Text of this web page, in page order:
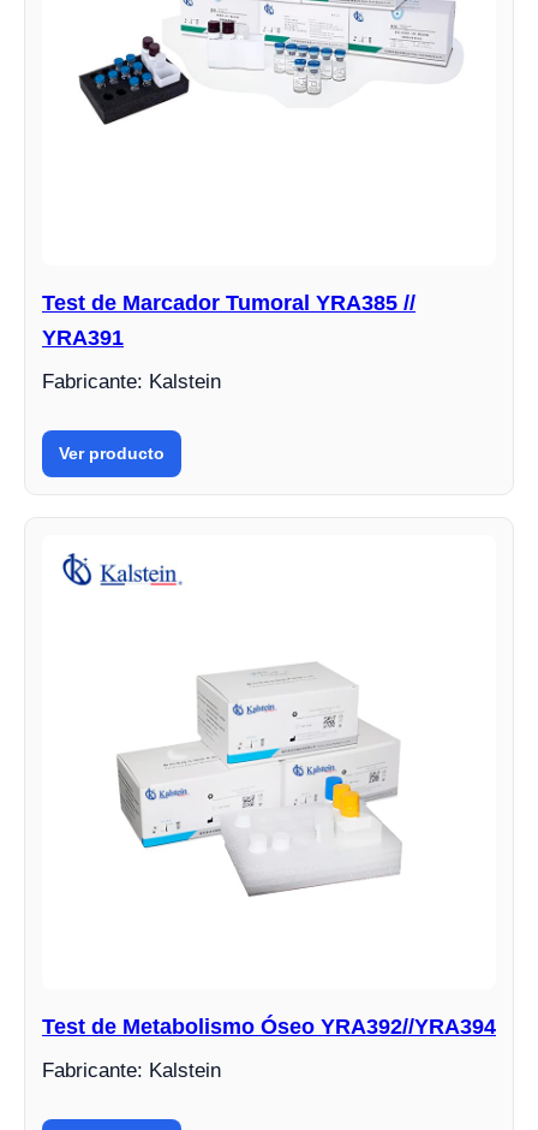
Test de Marcador Tumoral YRA385 //
YRA391
Fabricante: Kalstein
Ver producto
Test de Metabolismo Óseo YRA392//YRA394
Fabricante: Kalstein